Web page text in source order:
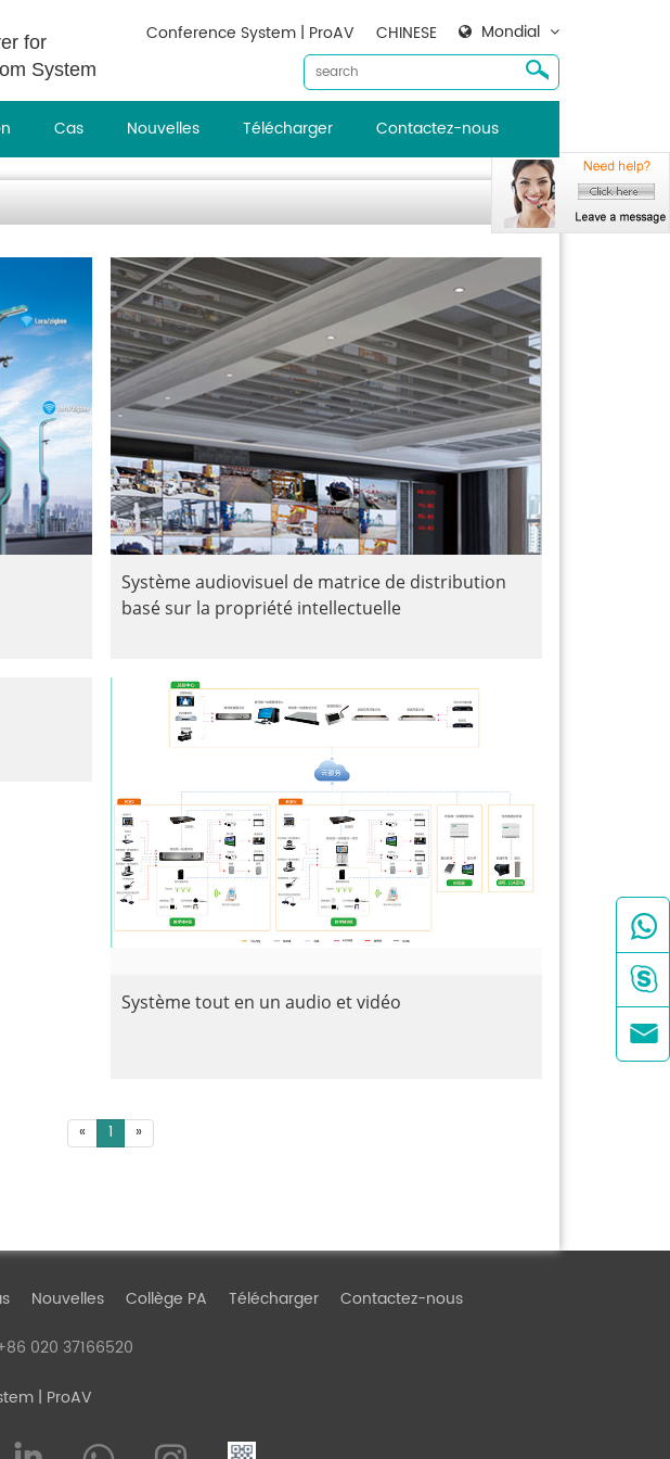
for
System
Mondial
CHINESE
Conference System | ProAV
Cas Nouvelles Télécharger Contactez-nous
Système audiovisuel de matrice de distribution
basé sur la propriété intellectuelle
Système tout en un audio et vidéo
« 1 »
Nouvelles Collège PA Télécharger Contactez-nous
020 37166520
| ProAV


